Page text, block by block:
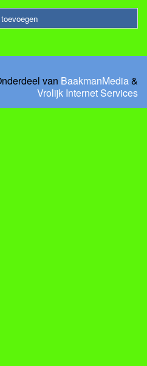
van BaakmanMedia&
Vrolijk Internet Services